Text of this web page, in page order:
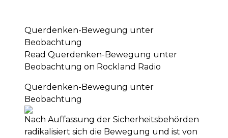
Querdenken-Bewegung unter
Beobachtung
Read Querdenken-Bewegung unter
Beobachtung on Rockland Radio
Querdenken-Bewegung unter
Beobachtung
Nach Auffassung der Sicherheitsbehörden
radikalisiert sich die Bewegung und ist von